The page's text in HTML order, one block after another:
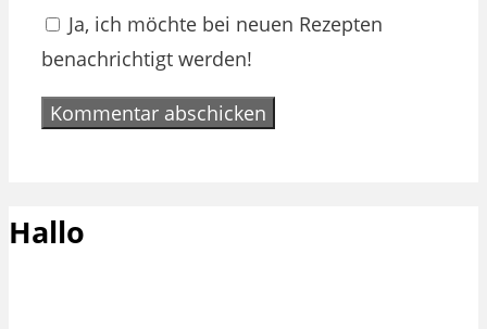
Ja, ich möchte bei neuen Rezepten
benachrichtigt werden!
Hallo